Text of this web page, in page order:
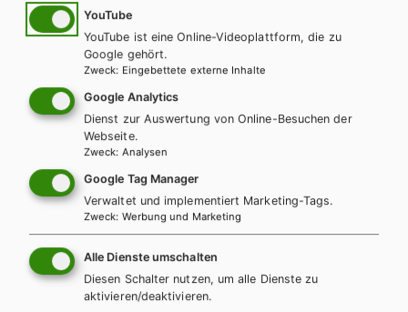
Unit 05 page 69
Unit 05 page 71PDF | 56.41 KB
Unit 06 page 88PDF | 407.5 KB
Unit 07 page 103aPDF | 93.81 KB
Unit 07 page 103b PDF | 55.43 KB
Unit 09 page 134 PDF | 215.84 KB
YouTube
YouTube ist eine Online-Videoplattform, die zu
Google gehört.
Zweck: Eingebettete externe Inhalte
Google Analytics
Dienst zur Auswertung von Online-Besuchen der
Webseite.
Zweck: Analysen
Google Tag Manager
Verwaltet und implementiert Marketing-Tags.
Zweck: Werbung und Marketing
Alle Dienste umschalten
Diesen Schalter nutzen, um alle Dienste zu
aktivieren/deaktivieren.